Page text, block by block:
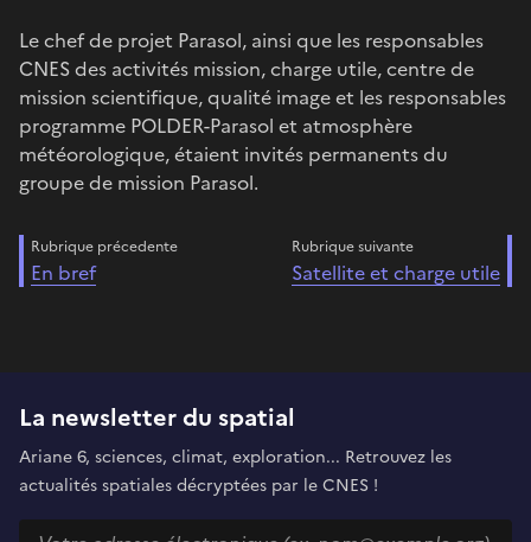
Le chef de projet Parasol, ainsi que les responsables
CNES des activités mission, charge utile, centre de
mission scientifique, qualité image et les responsables
programme POLDER-Parasol et atmosphère
météorologique, étaient invités permanents du
groupe de mission Parasol.
Rubrique précedente
En bref
Rubrique suivante
Satellite et charge utile
La newsletter du spatial
Ariane 6, sciences, climat, exploration... Retrouvez les
actualités spatiales décryptées par le CNES !